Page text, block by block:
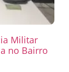
Militar
no Bairro